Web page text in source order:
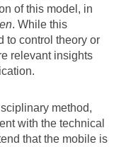
of this model, in
. While this
to control theory or
relevant insights
method,
with the technical
that the mobile is